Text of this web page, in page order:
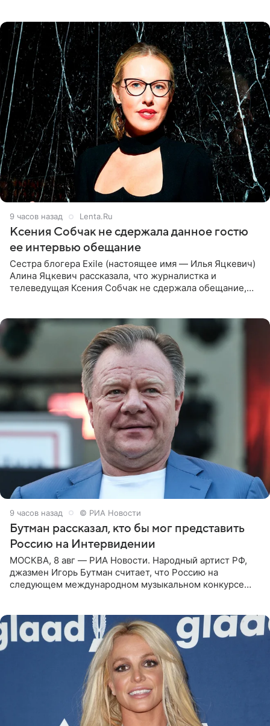
9 часов назад Lenta.Ru
Ксения Собчак не сдержала данное гостю
ее интервью обещание
Сестра блогера Exile (настоящее имя — Илья Яцкевич)
Алина Яцкевич рассказала, что журналистка и
телеведущая Ксения Собчак не сдержала обещание,
9 часов назад © РИА Новости
Бутман рассказал, кто бы мог представить
Россию на Интервидении
МОСКВА, 8 авг — РИА Новости. Народный артист РФ,
джазмен Игорь Бутман считает, что Россию на
следующем международном музыкальном конкурсе